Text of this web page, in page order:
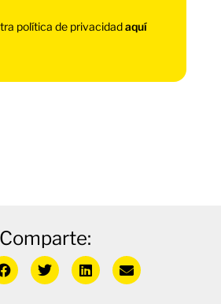
política de privacidadaquí
Comparte: